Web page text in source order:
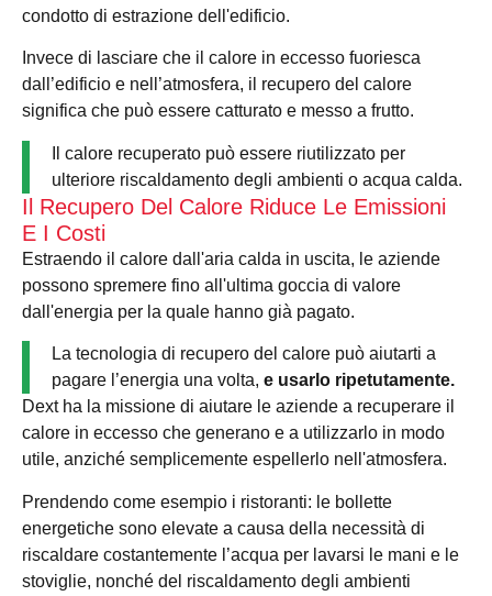
condotto di estrazione dell'edificio.
Invece di lasciare che il calore in eccesso fuoriesca
dall’edificio e nell’atmosfera, il recupero del calore
significa che può essere catturato e messo a frutto.
Il calore recuperato può essere riutilizzato per
ulteriore riscaldamento degli ambienti o acqua calda.
Il Recupero Del Calore Riduce Le Emissioni
E I Costi
Estraendo il calore dall'aria calda in uscita, le aziende
possono spremere fino all'ultima goccia di valore
dall'energia per la quale hanno già pagato.
La tecnologia di recupero del calore può aiutarti a
pagare l’energia una volta, e usarlo ripetutamente.
Dext ha la missione di aiutare le aziende a recuperare il
calore in eccesso che generano e a utilizzarlo in modo
utile, anziché semplicemente espellerlo nell'atmosfera.
Prendendo come esempio i ristoranti: le bollette
energetiche sono elevate a causa della necessità di
riscaldare costantemente l’acqua per lavarsi le mani e le
stoviglie, nonché del riscaldamento degli ambienti